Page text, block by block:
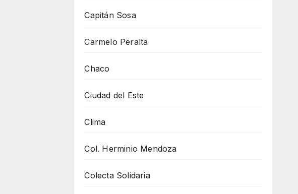
Capitán Sosa
Carmelo Peralta
Chaco
Ciudad del Este
Clima
Col. Herminio Mendoza
Colecta Solidaria